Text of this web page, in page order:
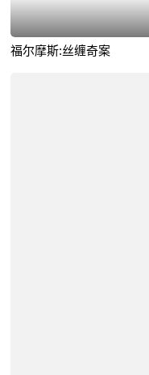
福尔摩斯:丝缠奇案